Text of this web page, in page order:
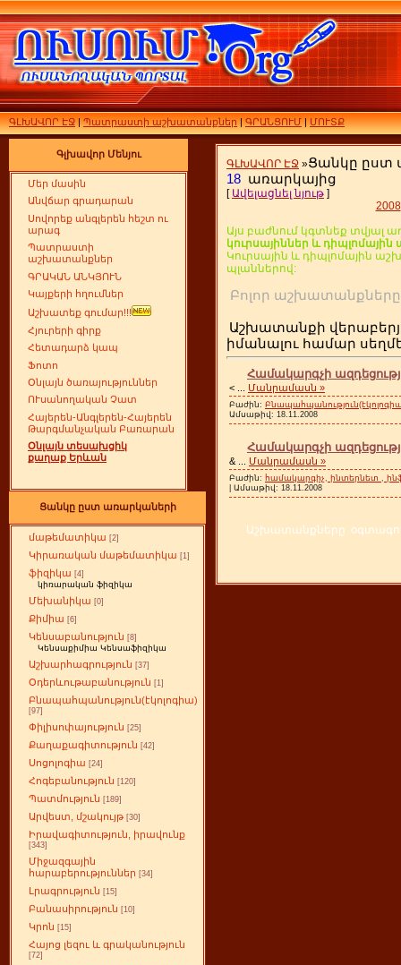
ԳԼԽԱՎՈՐ ԷՋ|Պատրաստի աշխատանքներ|ԳՐԱՆՑՈՒՄ|ՄՈՒՏՔ
Գլխավոր Մենյու
Մեր մասին
Անվճար գրադարան
Սովորեք անգլերեն հեշտ ու
արագ
Պատրաստի
աշխատանքներ
ԳՐԱԿԱՆ ԱՆԿՅՈՒՆ
Կայքերի հղումներ
Աշխատեք գումար!!!
Հյուրերի գիրք
Հետադարձ կապ
Ֆոտո
Օնլայն ծառայություններ
ՈՒսանողական Չատ
Հայերեն-Անգլերեն-Հայերեն
Թարգմանչական Բառարան
Օնլայն տեսախցիկ
քաղաք Երևան
Ցանկը ըստ առարկաների
մաթեմատիկա [2]
Կիրառական մաթեմատիկա [1]
ֆիզիկա [4]
կիռարական ֆիզիկա
Մեխանիկա [0]
Քիմիա [6]
Կենսաբանություն [8]
Կենսաքիմիա Կենսաֆիզիկա
Աշխարհագրություն [37]
Օդերևութաբանություն [1]
Բնապահպանություն(էկոլոգիա)
[97]
Փիլիսոփայություն [25]
Քաղաքագիտություն [42]
Սոցոլոգիա [24]
Հոգեբանություն [120]
Պատմություն [189]
Արվեստ, մշակույթ [30]
Իրավագիտություն, իրավունք
[343]
Միջազգային
հարաբերություններ [34]
Լրագրություն [15]
Բանասիրություն [10]
Կրոն [15]
Հայոց լեզու և գրականություն
[72]
ԳԼԽԱՎՈՐ ԷՋ »Ցանկը ըստ
18 առարկայից
[ Ավելացնել նյութ ]
2008
Այս բաժնում կգտնեք տվյալ
կուրսայիններ և
Կուրսային և դիպլոմային
պլաններով:
Բոլոր
Աշխատանքի
իմանալու համար
Համակարգչի
< Մանրամասն »
Բաժին:
Ամսաթիվ: 18.11.2008
Համակարգչի
& Մանրամասն »
Բաժին: համակարգիչ, ինտերնետ ,
| Ամսաթիվ: 18.11.2008
Աշխատանքները